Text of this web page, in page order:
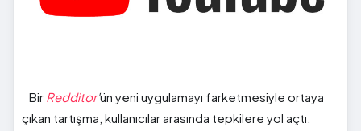
Bir Redditor'ün yeni uygulamayı farketmesiyle ortaya
çıkan tartışma, kullanıcılar arasında tepkilere yol açtı.